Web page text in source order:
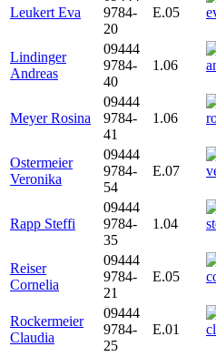
Leukert Eva
9784-
20
E.05
Lindinger
Andreas
09444
9784-
40
1.06
Meyer Rosina
09444
9784-
41
1.06
Ostermeier
Veronika
09444
9784-
54
E.07
Rapp Steffi
09444
9784-
35
1.04
Reiser
Cornelia
09444
9784-
21
E.05
Rockermeier
Claudia
09444
9784-
25
E.01